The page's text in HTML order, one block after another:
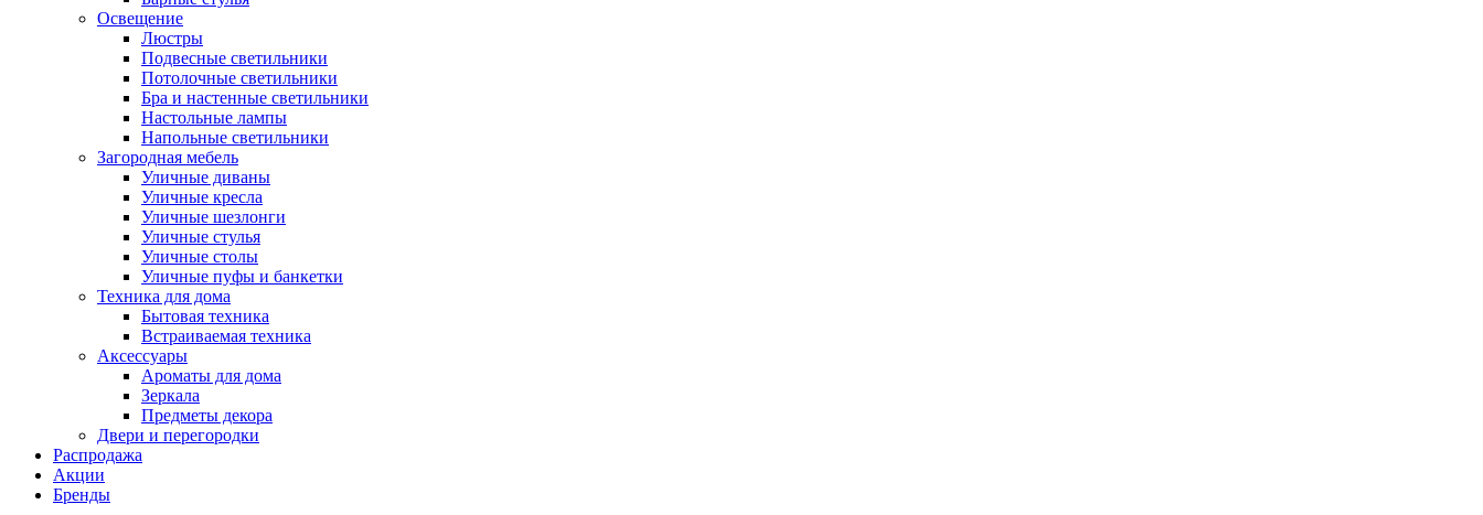
Освещение
Люстры
Подвесные светильники
Потолочные светильники
Бра и настенные светильники
Настольные лампы
Напольные светильники
Загородная мебель
Уличные диваны
Уличные кресла
Уличные шезлонги
Уличные стулья
Уличные столы
Уличные пуфы и банкетки
Техника для дома
Бытовая техника
Встраиваемая техника
Аксессуары
Ароматы для дома
Зеркала
Предметы декора
Двери и перегородки
Распродажа
Акции
Бренды